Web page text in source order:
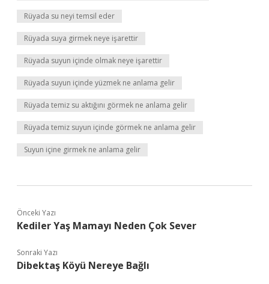
Rüyada su neyi temsil eder
Rüyada suya girmek neye işarettir
Rüyada suyun içinde olmak neye işarettir
Rüyada suyun içinde yüzmek ne anlama gelir
Rüyada temiz su aktığını görmek ne anlama gelir
Rüyada temiz suyun içinde görmek ne anlama gelir
Suyun içine girmek ne anlama gelir
Önceki Yazı
Kediler Yaş Mamayı Neden Çok Sever
Sonraki Yazı
Dibektaş Köyü Nereye Bağlı